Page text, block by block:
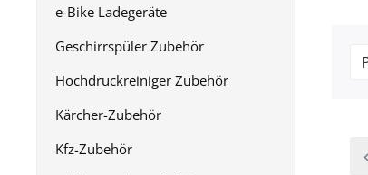
e-Bike Ladegeräte
Geschirrspüler Zubehör
Hochdruckreiniger Zubehör
Kärcher-Zubehör
Kfz-Zubehör